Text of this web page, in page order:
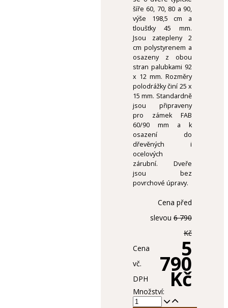
šíře 60, 70, 80 a 90,
výše 198,5 cm a
tloušťky 45 mm.
Jsou zatepleny 2
cm polystyrenem a
osazeny z obou
stran palubkami 92
x 12 mm. Rozměry
polodrážky činí 25 x
15 mm. Standardně
jsou připraveny
pro zámek FAB
60/90 mm a k
osazení do
dřevěných i
ocelových
zárubní. Dveře
jsou bez
povrchové úpravy.
Cena před
slevou 6 790
Kč
Cena
vč.
DPH
5
790
Kč
Množství: